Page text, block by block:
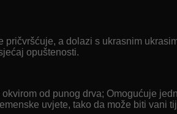
a dolazi s ukrasnim
opuštenosti.
od punog drva; Omogućuje
uvjete, tako da može biti vani